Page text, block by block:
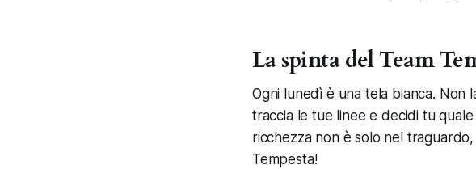
La spinta del Team
Ogni lunedì è una tela bianca. Non
traccia le tue linee e decidi tu
ricchezza non è solo nel
Tempesta!